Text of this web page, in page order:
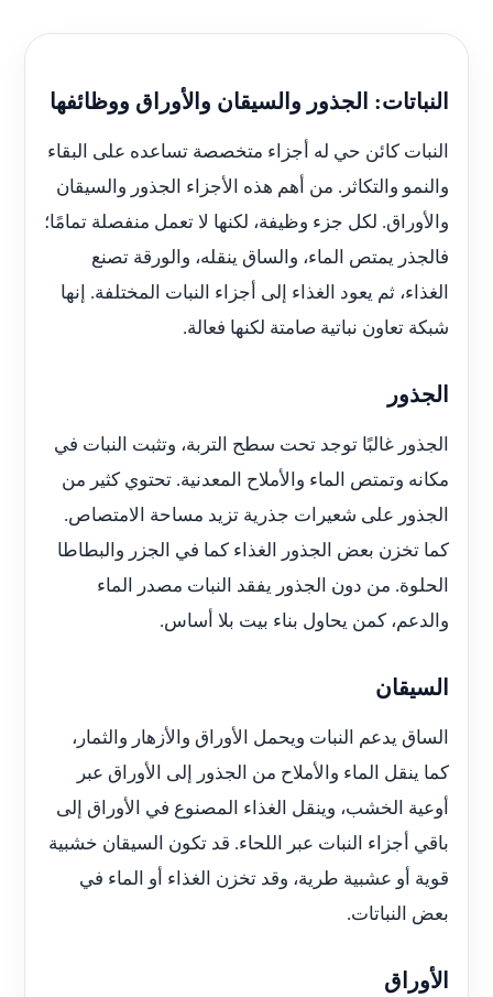
النباتات: الجذور والسيقان والأوراق ووظائفها
النبات كائن حي له أجزاء متخصصة تساعده على البقاء
والنمو والتكاثر. من أهم هذه الأجزاء الجذور والسيقان
والأوراق. لكل جزء وظيفة، لكنها لا تعمل منفصلة تمامًا؛
فالجذر يمتص الماء، والساق ينقله، والورقة تصنع
الغذاء، ثم يعود الغذاء إلى أجزاء النبات المختلفة. إنها
شبكة تعاون نباتية صامتة لكنها فعالة.
الجذور
الجذور غالبًا توجد تحت سطح التربة، وتثبت النبات في
مكانه وتمتص الماء والأملاح المعدنية. تحتوي كثير من
الجذور على شعيرات جذرية تزيد مساحة الامتصاص.
كما تخزن بعض الجذور الغذاء كما في الجزر والبطاطا
الحلوة. من دون الجذور يفقد النبات مصدر الماء
والدعم، كمن يحاول بناء بيت بلا أساس.
السيقان
الساق يدعم النبات ويحمل الأوراق والأزهار والثمار،
كما ينقل الماء والأملاح من الجذور إلى الأوراق عبر
أوعية الخشب، وينقل الغذاء المصنوع في الأوراق إلى
باقي أجزاء النبات عبر اللحاء. قد تكون السيقان خشبية
قوية أو عشبية طرية، وقد تخزن الغذاء أو الماء في
بعض النباتات.
الأوراق